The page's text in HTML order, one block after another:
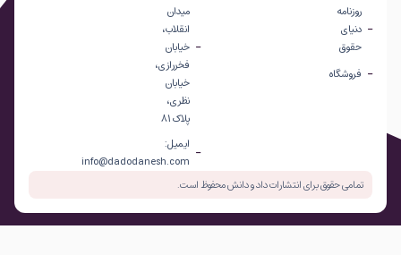
روزنامه
دنیای
حقوق
فروشگاه
میدان
انقلاب،
خیابان
فخررازی،
خیابان
نظری،
پلاک 81
ایمیل:
info@dadodanesh.com
تمامی حقوق برای انتشارات داد و دانش محفوظ است.